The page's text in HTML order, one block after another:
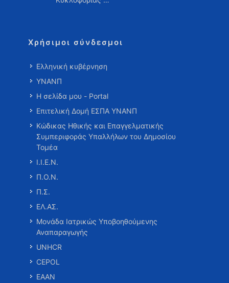
Χρήσιμοι σύνδεσμοι
Ελληνική κυβέρνηση
ΥΝΑΝΠ
Η σελίδα μου - Portal
Επιτελική Δομή ΕΣΠΑ ΥΝΑΝΠ
Κώδικας Ηθικής και Επαγγελματικής
Συμπεριφοράς Υπαλλήλων του Δημοσίου
Τομέα
Ι.Ι.Ε.Ν.
Π.Ο.Ν.
Π.Σ.
ΕΛ.ΑΣ.
Μονάδα Ιατρικώς Υποβοηθούμενης
Αναπαραγωγής
UNHCR
CEPOL
ΕΑΑΝ